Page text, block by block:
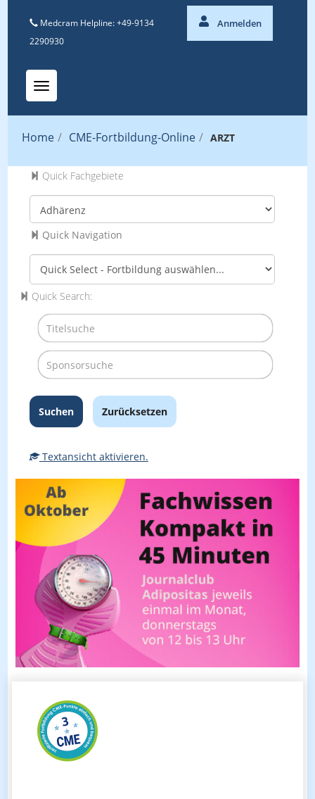
Medcram Helpline: +49-9134
2290930
Anmelden
Toggle navigation
Home / CME-Fortbildung-Online / ARZT
Quick Fachgebiete
Quick Navigation
Quick Search:
Suchen Zurücksetzen
Textansicht aktivieren.